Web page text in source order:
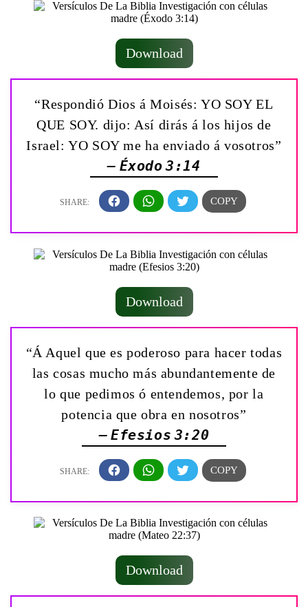
Download
“Respondió Dios á Moisés: YO SOY EL
QUE SOY. dijo: Así dirás á los hijos de
Israel: YO SOY me ha enviado á vosotros”
— Éxodo 3:14
Download
“Á Aquel que es poderoso para hacer todas
las cosas mucho más abundantemente de
lo que pedimos ó entendemos, por la
potencia que obra en nosotros”
— Efesios 3:20
Download